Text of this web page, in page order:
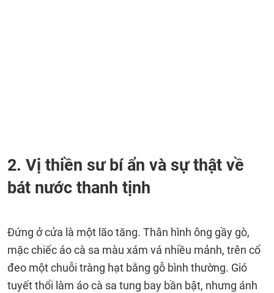
2. Vị thiền sư bí ẩn và sự thật về
bát nước thanh tịnh
Đứng ở cửa là một lão tăng. Thân hình ông gầy gò,
mặc chiếc áo cà sa màu xám vá nhiều mảnh, trên cổ
đeo một chuỗi tràng hạt bằng gỗ bình thường. Gió
tuyết thổi làm áo cà sa tung bay bần bật, nhưng ánh